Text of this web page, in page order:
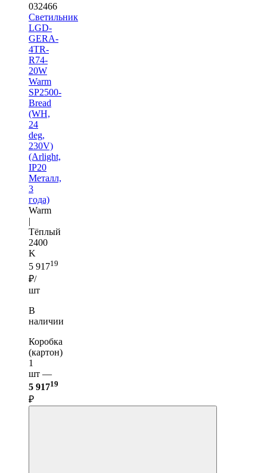
032466
Светильник
LGD-
GERA-
4TR-
R74-
20W
Warm
SP2500-
Bread
(WH,
24
deg,
230V)
(Arlight,
IP20
Металл,
3
года)
Warm
|
Тёплый
2400
K
5 91719
₽/
шт
В
наличии
Коробка
(картон)
1
шт —
5 91719
₽